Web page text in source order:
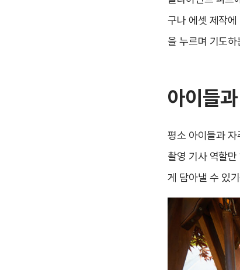
구나 에셋 제작
을 누르며 기도
아이들
평소 아이들과 자
촬영 기사 역할
게 담아낼 수 있